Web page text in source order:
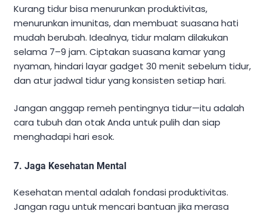
Kurang tidur bisa menurunkan produktivitas,
menurunkan imunitas, dan membuat suasana hati
mudah berubah. Idealnya, tidur malam dilakukan
selama 7–9 jam. Ciptakan suasana kamar yang
nyaman, hindari layar gadget 30 menit sebelum tidur,
dan atur jadwal tidur yang konsisten setiap hari.
Jangan anggap remeh pentingnya tidur—itu adalah
cara tubuh dan otak Anda untuk pulih dan siap
menghadapi hari esok.
7. Jaga Kesehatan Mental
Kesehatan mental adalah fondasi produktivitas.
Jangan ragu untuk mencari bantuan jika merasa